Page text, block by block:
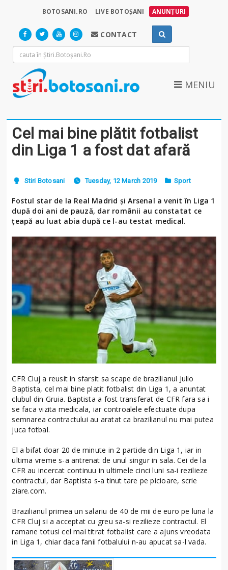
BOTOSANI.RO LIVE BOTOȘANI ANUNȚURI
CONTACT
MENIU
Cel mai bine plătit fotbalist
din Liga 1 a fost dat afară
Stiri Botosani Tuesday, 12 March 2019 Sport
Fostul star de la Real Madrid și Arsenal a venit în Liga 1
după doi ani de pauză, dar românii au constatat ce
țeapă au luat abia după ce l-au testat medical.
CFR Cluj a reusit in sfarsit sa scape de brazilianul Julio
Baptista, cel mai bine platit fotbalist din Liga 1, a anuntat
clubul din Gruia. Baptista a fost transferat de CFR fara sa i
se faca vizita medicala, iar controalele efectuate dupa
semnarea contractului au aratat ca brazilianul nu mai putea
juca fotbal.
El a bifat doar 20 de minute in 2 partide din Liga 1, iar in
ultima vreme s-a antrenat de unul singur in sala. Cei de la
CFR au incercat continuu in ultimele cinci luni sa-i rezilieze
contractul, dar Baptista s-a tinut tare pe picioare, scrie
ziare.com.
Brazilianul primea un salariu de 40 de mii de euro pe luna la
CFR Cluj si a acceptat cu greu sa-si rezilieze contractul. El
ramane totusi cel mai titrat fotbalist care a ajuns vreodata
in Liga 1, chiar daca fanii fotbalului n-au apucat sa-l vada.